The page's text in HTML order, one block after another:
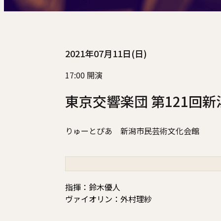
2021年07月11日(日)
17:00 開演
東京交響楽団 第121回
りゅーとぴあ 新潟市民芸術文化会館
指揮：鈴木優人
ヴァイオリン：外村理紗